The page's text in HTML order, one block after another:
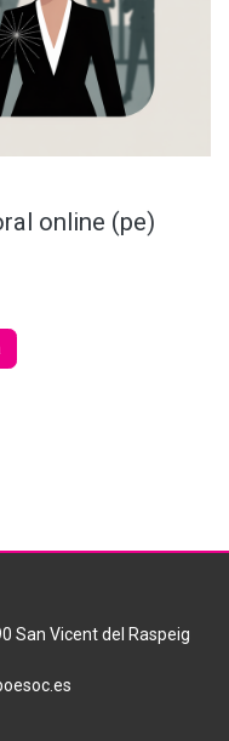
online (pe)
San Vicent del Raspeig